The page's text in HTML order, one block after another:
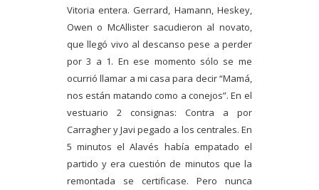
Vitoria entera. Gerrard, Hamann, Heskey,
Owen o McAllister sacudieron al novato,
que llegó vivo al descanso pese a perder
por 3 a 1. En ese momento sólo se me
ocurrió llamar a mi casa para decir “Mamá,
nos están matando como a conejos”. En el
vestuario 2 consignas: Contra a por
Carragher y Javi pegado a los centrales. En
5 minutos el Alavés había empatado el
partido y era cuestión de minutos que la
remontada se certificase. Pero nunca